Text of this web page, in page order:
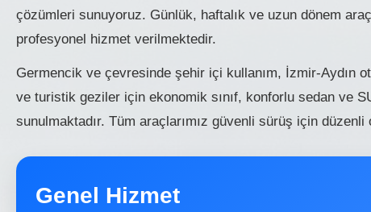
çözümleri sunuyoruz. Günlük, haftalık ve uzun dönem
profesyonel hizmet verilmektedir.
Germencik ve çevresinde şehir içi kullanım, İzmir-Aydın
ve turistik geziler için ekonomik sınıf, konforlu sedan ve
sunulmaktadır. Tüm araçlarımız güvenli sürüş için düzenli
Genel Hizmet